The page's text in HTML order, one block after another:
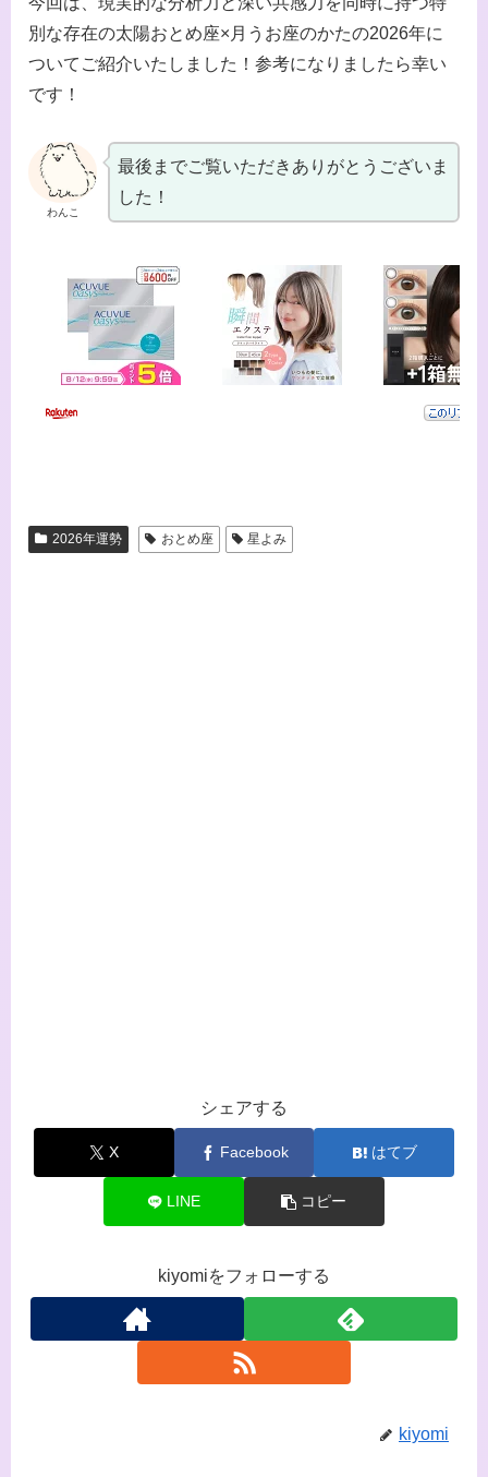
別な存在の太陽おとめ座×月うお座のかたの2026年に
ついてご紹介いたしました！参考になりましたら幸い
です！
わんこ
最後までご覧いただきありがとうございま
した！
2026年運勢 おとめ座 星よみ
シェアする
X Facebook はてブ
LINE コピー
kiyomiをフォローする
kiyomi